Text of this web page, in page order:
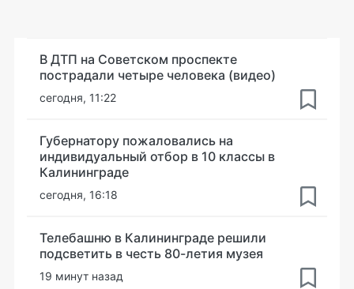
В ДТП на Советском проспекте
пострадали четыре человека (видео)
сегодня, 11:22
Губернатору пожаловались на
индивидуальный отбор в 10 классы в
Калининграде
сегодня, 16:18
Телебашню в Калининграде решили
подсветить в честь 80-летия музея
19 минут назад